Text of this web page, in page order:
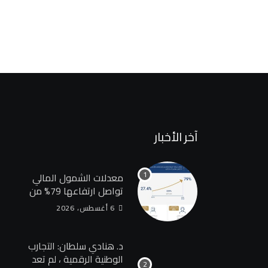
آخر الأخبار
معدلات الشمول المالي
تواصل ارتفاعها 79% من
المواطنين يمتلكون حسابات
نشطة تمكنهم من إجراء
6 أغسطس، 2026
د. هنادي سلطان: التجارب
الوطنية الرقمية ، لم تعد